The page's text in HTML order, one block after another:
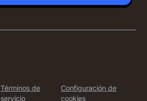
Términos de
servicio
Configuración de
cookies